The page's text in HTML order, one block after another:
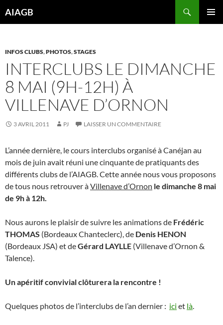
auAIAGB
INFOS CLUBS,PHOTOS,STAGES
INTERCLUBS LE DIMANCHE
8 MAI (9H-12H) À
VILLENAVE D’ORNON
3 AVRIL 2011 PJ LAISSER UN COMMENTAIRE
L’année dernière, le cours interclubs organisé à Canéjan au
mois de juin avait réuni une cinquante de pratiquants des
différents clubs de l’AIAGB. Cette année nous vous proposons
de tous nous retrouver àVillenave d’Ornon le dimanche 8 mai
de 9h à 12h.
Nous aurons le plaisir de suivre les animations de Frédéric
THOMAS (Bordeaux Chanteclerc), de Denis HENON
(Bordeaux JSA) et deGérard LAYLLE (Villenave d’Ornon &
Talence).
Un apéritif convivial clôturera la rencontre !
Quelques photos de l’interclubs de l’an dernier : ici et là.